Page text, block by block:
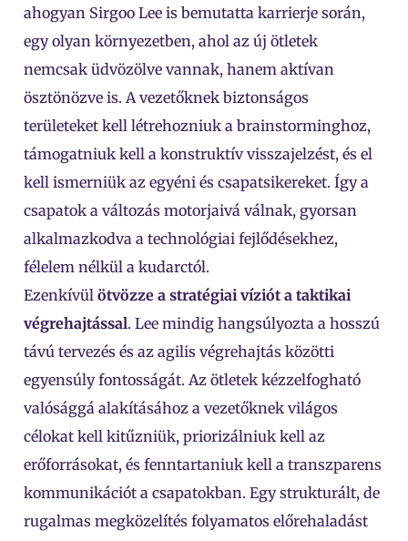
ahogyan Sirgoo Lee is bemutatta karrierje során,
egy olyan környezetben, ahol az új ötletek
nemcsak üdvözölve vannak, hanem aktívan
ösztönözve is. A vezetőknek biztonságos
területeket kell létrehozniuk a brainstorminghoz,
támogatniuk kell a konstruktív visszajelzést, és el
kell ismerniük az egyéni és csapatsikereket. Így a
csapatok a változás motorjaivá válnak, gyorsan
alkalmazkodva a technológiai fejlődésekhez,
félelem nélkül a kudarctól.
Ezenkívül ötvözze a stratégiai víziót a taktikai
végrehajtással. Lee mindig hangsúlyozta a hosszú
távú tervezés és az agilis végrehajtás közötti
egyensúly fontosságát. Az ötletek kézzelfogható
valósággá alakításához a vezetőknek világos
célokat kell kitűzniük, priorizálniuk kell az
erőforrásokat, és fenntartaniuk kell a transzparens
kommunikációt a csapatokban. Egy strukturált, de
rugalmas megközelítés folyamatos előrehaladást